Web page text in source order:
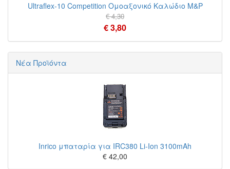
Ultraflex-10 Competition Ομοαξονικό Καλώδιο M&P
€ 4,30
€ 3,80
Νέα Προϊόντα
Inrico μπαταρία για IRC380 Li-Ion 3100mAh
€ 42,00